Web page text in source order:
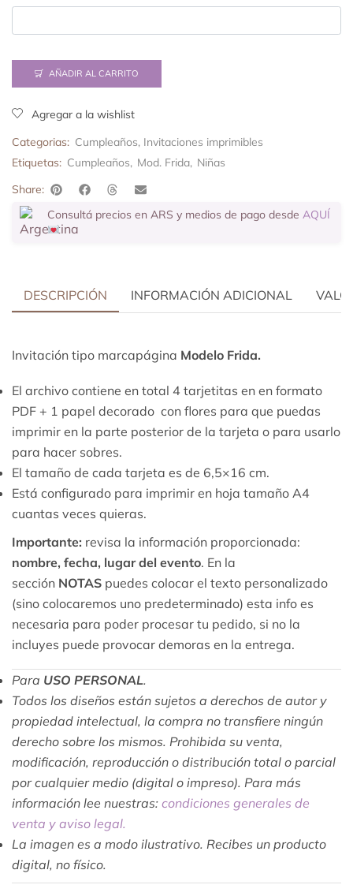
AÑADIR AL CARRITO
Agregar a la wishlist
Categorias: Cumpleaños, Invitaciones imprimibles
Etiquetas: Cumpleaños, Mod. Frida, Niñas
Share:
Consultá precios en ARS y medios de pago desde AQUÍ
DESCRIPCIÓN INFORMACIÓN ADICIONAL
Invitación tipo marcapágina Modelo Frida.
El archivo contiene en total 4 tarjetitas en en formato
PDF + 1 papel decorado con flores para que puedas
imprimir en la parte posterior de la tarjeta o para usarlo
para hacer sobres.
El tamaño de cada tarjeta es de 6,5×16 cm.
Está configurado para imprimir en hoja tamaño A4
cuantas veces quieras.
Importante: revisa la información proporcionada:
nombre, fecha, lugar del evento. En la
sección NOTAS puedes colocar el texto personalizado
(sino colocaremos uno predeterminado) esta info es
necesaria para poder procesar tu pedido, si no la
incluyes puede provocar demoras en la entrega.
Para USO PERSONAL.
Todos los diseños están sujetos a derechos de autor y
propiedad intelectual, la compra no transfiere ningún
derecho sobre los mismos. Prohibida su venta,
modificación, reproducción o distribución total o parcial
por cualquier medio (digital o impreso). Para más
información lee nuestras: condiciones generales de
venta y aviso legal.
La imagen es a modo ilustrativo. Recibes un producto
digital, no físico.